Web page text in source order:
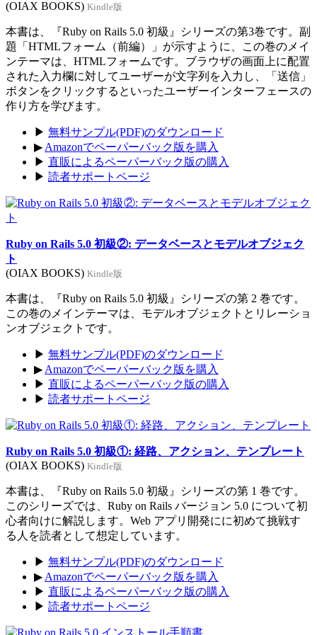
(OIAX BOOKS) Kindle版
本書は、『Ruby on Rails 5.0 初級』シリーズの第3巻です。副
題「HTMLフォーム（前編）」が示すように、この巻のメイ
ンテーマは、HTMLフォームです。ブラウザの画面上に配置
された入力欄に対してユーザーが文字列を入力し、「送信」
ボタンをクリックするといったユーザーインターフェースの
作り方を学びます。
▶ 無料サンプル(PDF)のダウンロード
▶ Amazonでペーパーバック版を購入
▶ 直販によるペーパーバック版の購入
▶ 読者サポートページ
Ruby on Rails 5.0 初級②: データベースとモデルオブジェク
ト
(OIAX BOOKS) Kindle版
本書は、『Ruby on Rails 5.0 初級』シリーズの第 2 巻です。
この巻のメインテーマは、モデルオブジェクトとリレーショ
ンオブジェクトです。
▶ 無料サンプル(PDF)のダウンロード
▶ Amazonでペーパーバック版を購入
▶ 直販によるペーパーバック版の購入
▶ 読者サポートページ
Ruby on Rails 5.0 初級①: 経路、アクション、テンプレート
(OIAX BOOKS) Kindle版
本書は、『Ruby on Rails 5.0 初級』シリーズの第 1 巻です。
このシリーズでは、Ruby on Rails バージョン 5.0 について初
心者向けに解説します。Web アプリ開発にに初めて挑戦す
る人を読者として想定しています。
▶ 無料サンプル(PDF)のダウンロード
▶ Amazonでペーパーバック版を購入
▶ 直販によるペーパーバック版の購入
▶ 読者サポートページ